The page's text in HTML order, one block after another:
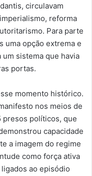
circulavam
reforma
Para parte
uma opção extrema e
um sistema que havia
portas.
momento histórico.
nos meios de
presos políticos, que
capacidade
a imagem do regime
como força ativa
ao episódio